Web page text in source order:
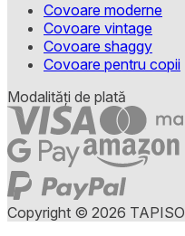
Covoare moderne
Covoare vintage
Covoare shaggy
Covoare pentru copii
Modalități de plată
Copyright © 2026 TAPISO